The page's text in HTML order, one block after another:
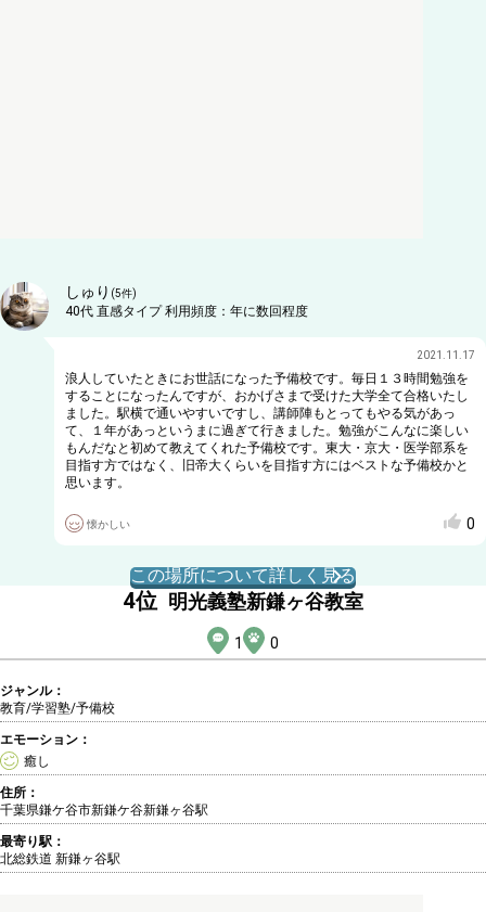
しゅり (5件)
40代 直感タイプ利用頻度： 年に数回程度
2021.11.17
浪人していたときにお世話になった予備校です。毎日１３時間勉強を
することになったんですが、おかげさまで受けた大学全て合格いたし
ました。駅横で通いやすいですし、講師陣もとってもやる気があっ
て、１年があっというまに過ぎて行きました。勉強がこんなに楽しい
もんだなと初めて教えてくれた予備校です。東大・京大・医学部系を
目指す方ではなく、旧帝大くらいを目指す方にはベストな予備校かと
思います。
懐かしい 0
この場所について詳しく見る
4位 明光義塾新鎌ヶ谷教室
1 0
ジャンル：
教育/学習塾/予備校
エモーション：
癒し
住所：
千葉県鎌ケ谷市新鎌ケ谷新鎌ヶ谷駅
最寄り駅：
北総鉄道 新鎌ヶ谷駅